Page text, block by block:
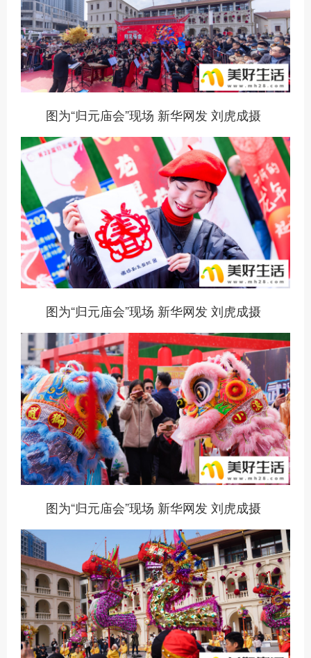
图为“归元庙会”现场 新华网发 刘虎成摄
图为“归元庙会”现场 新华网发 刘虎成摄
图为“归元庙会”现场 新华网发 刘虎成摄